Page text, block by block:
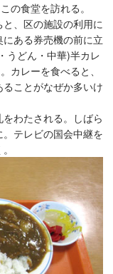
の食堂を訪れる。
、区の施設の利用に
ある券売機の前に立
うどん・中華)半カレ
カレーを食べると、
ことがなぜか多いけ
わたされる。しばら
テレビの国会中継を